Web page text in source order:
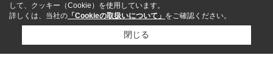
して、クッキー（Cookie）を使用しています。
詳しくは、当社の 「Cookieの取扱いについて」 をご確認ください。
閉じる